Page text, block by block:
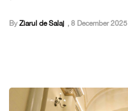
By Ziarul de Salaj , 8 December 2025